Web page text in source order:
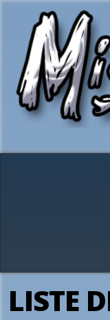
LISTE